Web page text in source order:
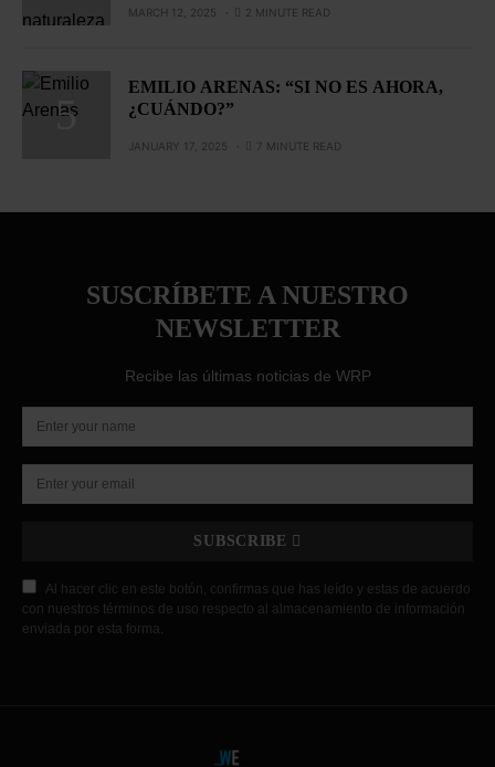
MARCH 12, 2025 2 MINUTE READ
EMILIO ARENAS: “SI NO ES AHORA,
¿CUÁNDO?”
JANUARY 17, 2025 7 MINUTE READ
SUSCRÍBETE A NUESTRO
NEWSLETTER
Recibe las últimas noticias de WRP
SUBSCRIBE
Al hacer clic en este botón, confirmas que has leído y estas de acuerdo
con nuestros términos de uso respecto al almacenamiento de información
enviada por esta forma.